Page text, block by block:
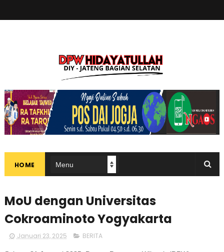
HOME
MoU dengan Universitas
Cokroaminoto Yogyakarta
Januari 23, 2025 BERITA